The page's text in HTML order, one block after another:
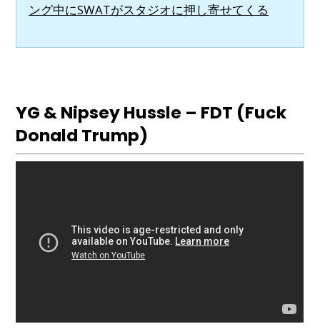
ング中にSWATがスタジオに押し寄せてくる
YG & Nipsey Hussle – FDT (Fuck
Donald Trump)